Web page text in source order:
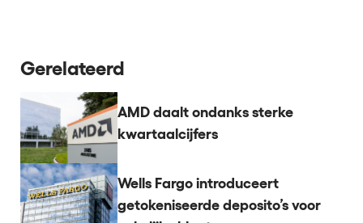
Gerelateerd
AMD daalt ondanks sterke
kwartaalcijfers
Wells Fargo introduceert
getokeniseerde deposito’s voor